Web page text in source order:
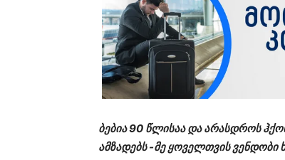
ბებია 90 წლისაა და არასდროს
ამზადებს -მე ყოველთვის ვენდობი